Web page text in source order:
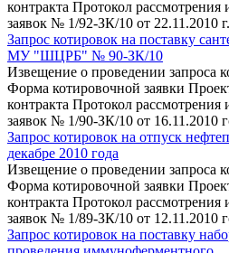
контракта Протокол
заявок № 1/92-ЗК/10 от 22.11.2010
Запрос котировок на поставку
МУ "ШЦРБ" № 90-ЗК/10
Извещение о проведении запроса
Форма котировочной заявки
контракта Протокол
заявок № 1/90-ЗК/10 от 16.11.2010
Запрос котировок на отпуск
декабре 2010 года
Извещение о проведении запроса
Форма котировочной заявки
контракта Протокол
заявок № 1/89-ЗК/10 от 12.11.2010
Запрос котировок на поставку